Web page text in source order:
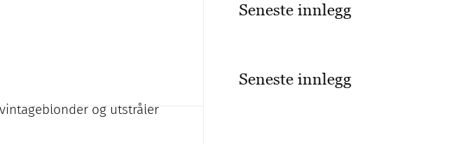
og utstråler
Seneste innlegg
Seneste innlegg